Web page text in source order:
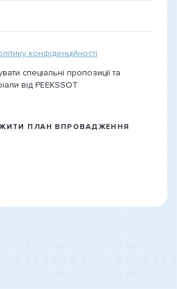
конфіденційності
спеціальні пропозиції та
від PEEKSSOT
ПЛАН ВПРОВАДЖЕННЯ